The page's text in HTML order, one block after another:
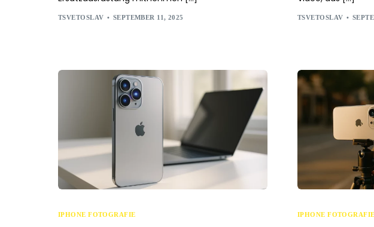
TSVETOSLAV SEPTEMBER 11, 2025 TSVETOSLAV
IPHONE FOTOGRAFIE IPHONE FOTOGRAFIE